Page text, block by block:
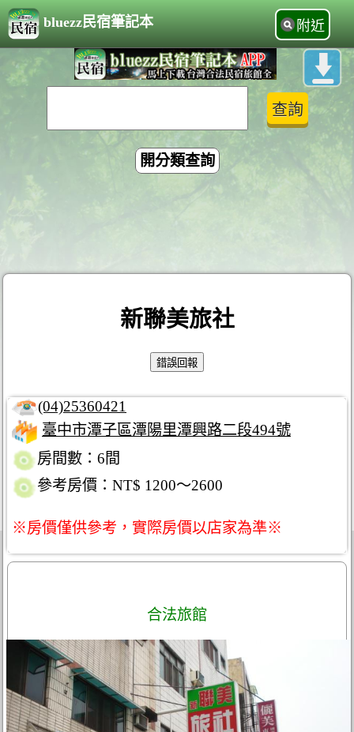
bluezz民宿筆記本 附近
開分類查詢
新聯美旅社
(04)25360421
臺中市潭子區潭陽里潭興路二段494號
房間數：6間
參考房價：NT$ 1200～2600
※房價僅供參考，實際房價以店家為準※
合法旅館